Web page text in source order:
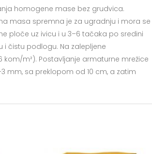
homogene mase bez grudvica.
masa spremna je za ugradnju i mora se
ploče uz ivicu i u 3–6 tačaka po sredini
i čistu podlogu. Na zalepljene
m²). Postavljanje armaturne mrežice
mm, sa preklopom od 10 cm, a zatim